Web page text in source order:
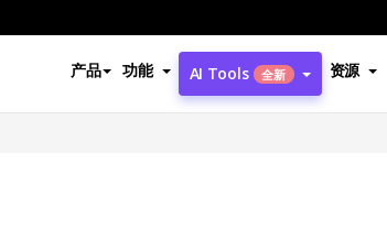
产品 功能 AI Tools 全新 资源